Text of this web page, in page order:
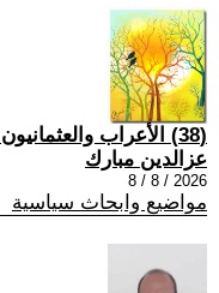
(38) الأعراب والعثمانيون وتونس
عزالدين مبارك
2026 / 8 / 8
مواضيع وابحاث سياسية